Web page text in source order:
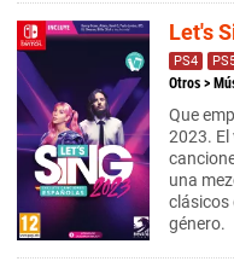
Let's
PS4
Otros >
Que
2023. El
una
clásicos
género.